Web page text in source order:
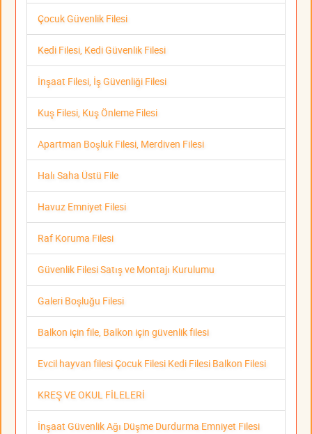
Çocuk Güvenlik Filesi
Kedi Filesi, Kedi Güvenlik Filesi
İnşaat Filesi, İş Güvenliği Filesi
Kuş Filesi, Kuş Önleme Filesi
Apartman Boşluk Filesi, Merdiven Filesi
Halı Saha Üstü File
Havuz Emniyet Filesi
Raf Koruma Filesi
Güvenlik Filesi Satış ve Montajı Kurulumu
Galeri Boşluğu Filesi
Balkon için file, Balkon için güvenlik filesi
Evcil hayvan filesi Çocuk Filesi Kedi Filesi Balkon Filesi
KREŞ VE OKUL FİLELERİ
İnşaat Güvenlik Ağı Düşme Durdurma Emniyet Filesi